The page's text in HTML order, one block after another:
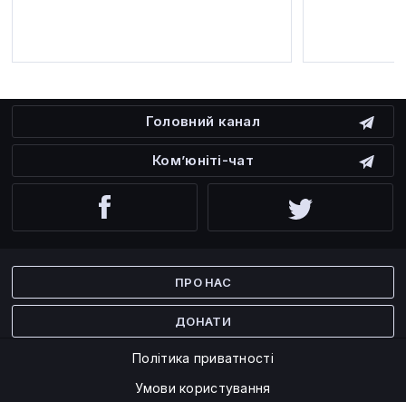
Головний канал
Ком’юніті-чат
ПРО НАС
ДОНАТИ
Політика приватності
Умови користування